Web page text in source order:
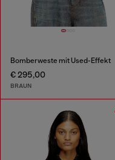
Bomberweste mit Used-Effekt
€ 295,00
BRAUN